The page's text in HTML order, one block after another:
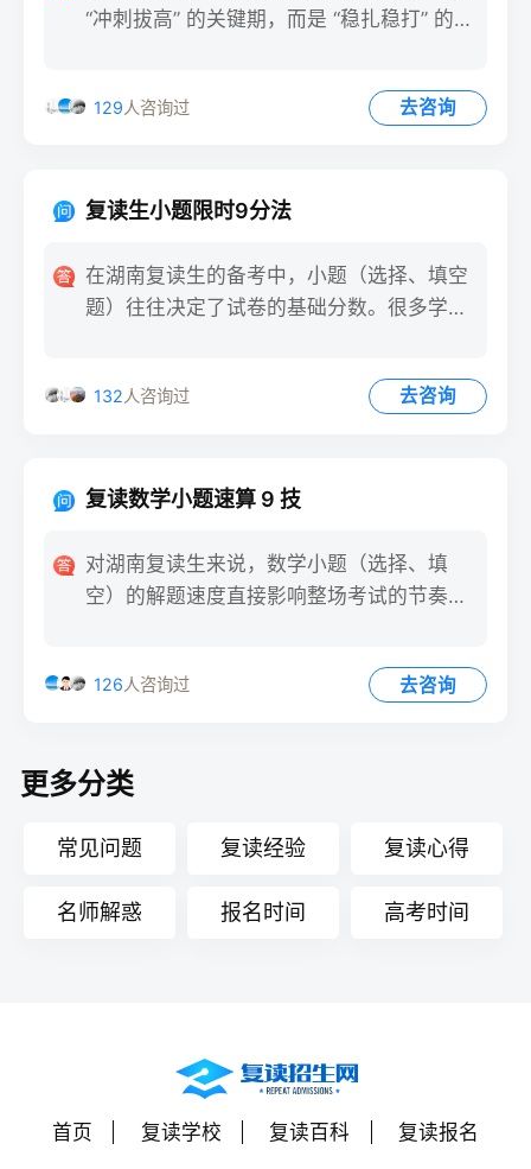
“冲刺拔高” 的关键期，而是 “稳扎稳打” 的守
129人咨询过 去咨询
复读生小题限时9分法
在湖南复读生的备考中，小题（选择、填空
题）往往决定了试卷的基础分数。很多学生
132人咨询过 去咨询
复读数学小题速算 9 技
对湖南复读生来说，数学小题（选择、填
空）的解题速度直接影响整场考试的节奏。
126人咨询过 去咨询
更多分类
常见问题 复读经验 复读心得
名师解惑 报名时间 高考时间
首页 复读学校 复读百科 复读报名